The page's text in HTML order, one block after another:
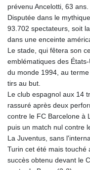
prévenu Ancelotti, 63 ans.
Disputée dans le
93.702 spectateurs, soit
dans une enceinte
Le stade, qui fêtera son
emblématiques des
du monde 1994, au
tirs au but.
Le club espagnol aux 14
rassuré après deux
contre le FC Barcelone à
puis un match nul contre
La Juventus, sans
Turin cet été mais touché
succès obtenu devant le